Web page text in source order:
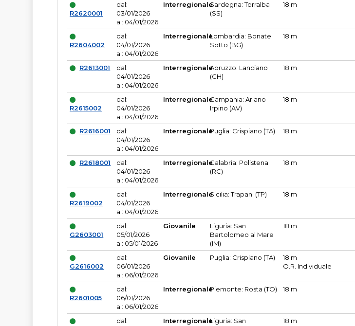
R2620001
dal:
03/01/2026
al: 04/01/2026
InterregionaleSardegna: Torralba
(SS)
18 m
R2604002
dal:
04/01/2026
al: 04/01/2026
InterregionaleLombardia: Bonate
Sotto (BG)
18 m
R2613001
dal:
04/01/2026
al: 04/01/2026
InterregionaleAbruzzo: Lanciano
(CH)
18 m
R2615002
dal:
04/01/2026
al: 04/01/2026
InterregionaleCampania: Ariano
Irpino (AV)
18 m
R2616001
dal:
04/01/2026
al: 04/01/2026
InterregionalePuglia: Crispiano (TA) 18 m
R2618001
dal:
04/01/2026
al: 04/01/2026
InterregionaleCalabria: Polistena
(RC)
18 m
R2619002
dal:
04/01/2026
al: 04/01/2026
InterregionaleSicilia: Trapani (TP) 18 m
G2603001
dal:
05/01/2026
al: 05/01/2026
Giovanile
Liguria: San
Bartolomeo al Mare
(IM)
18 m
G2616002
dal:
06/01/2026
al: 06/01/2026
Giovanile Puglia: Crispiano (TA)
18 m
O.R. Individuale
R2601005
dal:
06/01/2026
al: 06/01/2026
InterregionalePiemonte: Rosta (TO) 18 m
dal:
InterregionaleLiguria: San
18 m